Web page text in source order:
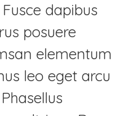
dapibus
posuere
elementum
leo eget arcu